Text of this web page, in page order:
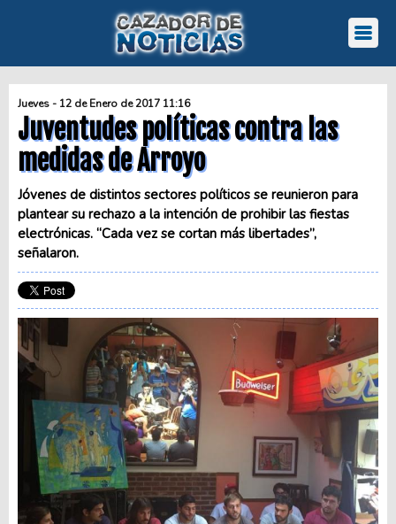
Jueves - 12 de Enero de 2017 11:16
Juventudes políticas contra las
medidas de Arroyo
Jóvenes de distintos sectores políticos se reunieron para
plantear su rechazo a la intención de prohibir las fiestas
electrónicas. “Cada vez se cortan más libertades”,
señalaron.